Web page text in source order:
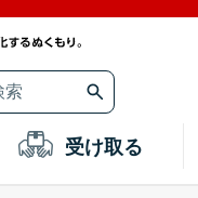
受け取る